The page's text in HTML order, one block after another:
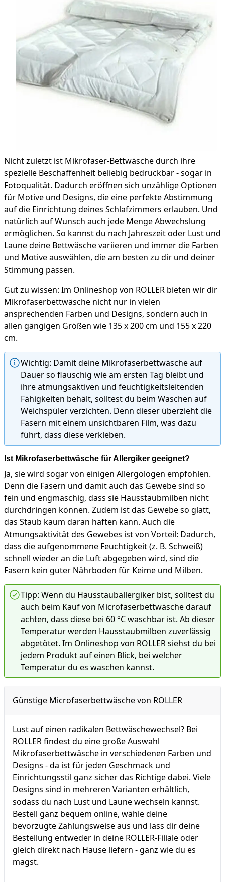
Nicht zuletzt ist Mikrofaser-Bettwäsche durch ihre
spezielle Beschaffenheit beliebig bedruckbar - sogar in
Fotoqualität. Dadurch eröffnen sich unzählige Optionen
für Motive und Designs, die eine perfekte Abstimmung
auf die Einrichtung deines Schlafzimmers erlauben. Und
natürlich auf Wunsch auch jede Menge Abwechslung
ermöglichen. So kannst du nach Jahreszeit oder Lust und
Laune deine Bettwäsche variieren und immer die Farben
und Motive auswählen, die am besten zu dir und deiner
Stimmung passen.
Gut zu wissen: Im Onlineshop von ROLLER bieten wir dir
Mikrofaserbettwäsche nicht nur in vielen
ansprechenden Farben und Designs, sondern auch in
allen gängigen Größen wie 135 x 200 cm und 155 x 220
cm.
Wichtig: Damit deine Mikrofaserbettwäsche auf
Dauer so flauschig wie am ersten Tag bleibt und
ihre atmungsaktiven und feuchtigkeitsleitenden
Fähigkeiten behält, solltest du beim Waschen auf
Weichspüler verzichten. Denn dieser überzieht die
Fasern mit einem unsichtbaren Film, was dazu
führt, dass diese verkleben.
Ist Mikrofaserbettwäsche für Allergiker geeignet?
Ja, sie wird sogar von einigen Allergologen empfohlen.
Denn die Fasern und damit auch das Gewebe sind so
fein und engmaschig, dass sie Hausstaubmilben nicht
durchdringen können. Zudem ist das Gewebe so glatt,
das Staub kaum daran haften kann. Auch die
Atmungsaktivität des Gewebes ist von Vorteil: Dadurch,
dass die aufgenommene Feuchtigkeit (z. B. Schweiß)
schnell wieder an die Luft abgegeben wird, sind die
Fasern kein guter Nährboden für Keime und Milben.
Tipp: Wenn du Hausstauballergiker bist, solltest du
auch beim Kauf von Microfaserbettwäsche darauf
achten, dass diese bei 60 °C waschbar ist. Ab dieser
Temperatur werden Hausstaubmilben zuverlässig
abgetötet. Im Onlineshop von ROLLER siehst du bei
jedem Produkt auf einen Blick, bei welcher
Temperatur du es waschen kannst.
Günstige Microfaserbettwäsche von ROLLER
Lust auf einen radikalen Bettwäschewechsel? Bei
ROLLER findest du eine große Auswahl
Mikrofaserbettwäsche in verschiedenen Farben und
Designs - da ist für jeden Geschmack und
Einrichtungsstil ganz sicher das Richtige dabei. Viele
Designs sind in mehreren Varianten erhältlich,
sodass du nach Lust und Laune wechseln kannst.
Bestell ganz bequem online, wähle deine
bevorzugte Zahlungsweise aus und lass dir deine
Bestellung entweder in deine ROLLER-Filiale oder
gleich direkt nach Hause liefern - ganz wie du es
magst.